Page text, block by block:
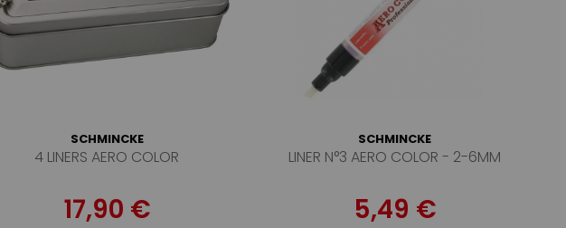
SCHMINCKE
4 LINERS AERO COLOR
17,90 €
SCHMINCKE
LINER N°3 AERO COLOR - 2-6MM
5,49 €